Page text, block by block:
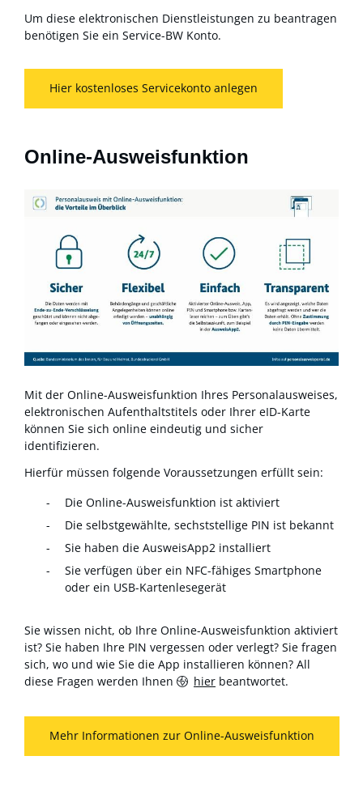
Um diese elektronischen Dienstleistungen zu beantragen
benötigen Sie ein Service-BW Konto.
Hier kostenloses Servicekonto anlegen
Online-Ausweisfunktion
Mit der Online-Ausweisfunktion Ihres Personalausweises,
elektronischen Aufenthaltstitels oder Ihrer eID-Karte
können Sie sich online eindeutig und sicher
identifizieren.
Hierfür müssen folgende Voraussetzungen erfüllt sein:
Die Online-Ausweisfunktion ist aktiviert
Die selbstgewählte, sechststellige PIN ist bekannt
Sie haben die AusweisApp2 installiert
Sie verfügen über ein NFC-fähiges Smartphone
oder ein USB-Kartenlesegerät
Sie wissen nicht, ob Ihre Online-Ausweisfunktion aktiviert
ist? Sie haben Ihre PIN vergessen oder verlegt? Sie fragen
sich, wo und wie Sie die App installieren können? All
diese Fragen werden Ihnen
hier beantwortet.
Mehr Informationen zur Online-Ausweisfunktion